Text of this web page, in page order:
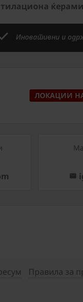
Иновативни и
ЛОКАЦИИ
Правила за